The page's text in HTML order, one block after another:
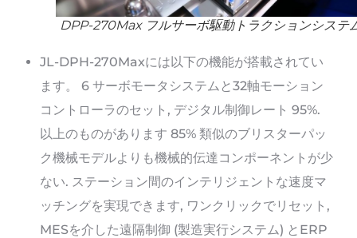
DPP-270Max フルサーボ駆動トラクションシステ
JL-DPH-270Maxには以下の機能が搭載されてい
ます。 6 サーボモータシステムと32軸モーション
コントローラのセット, デジタル制御レート 95%.
以上のものがあります 85% 類似のブリスターパッ
ク機械モデルよりも機械的伝達コンポーネントが少
ない. ステーション間のインテリジェントな速度マ
ッチングを実現できます, ワンクリックでリセット,
MESを介した遠隔制御 (製造実行システム) とERP